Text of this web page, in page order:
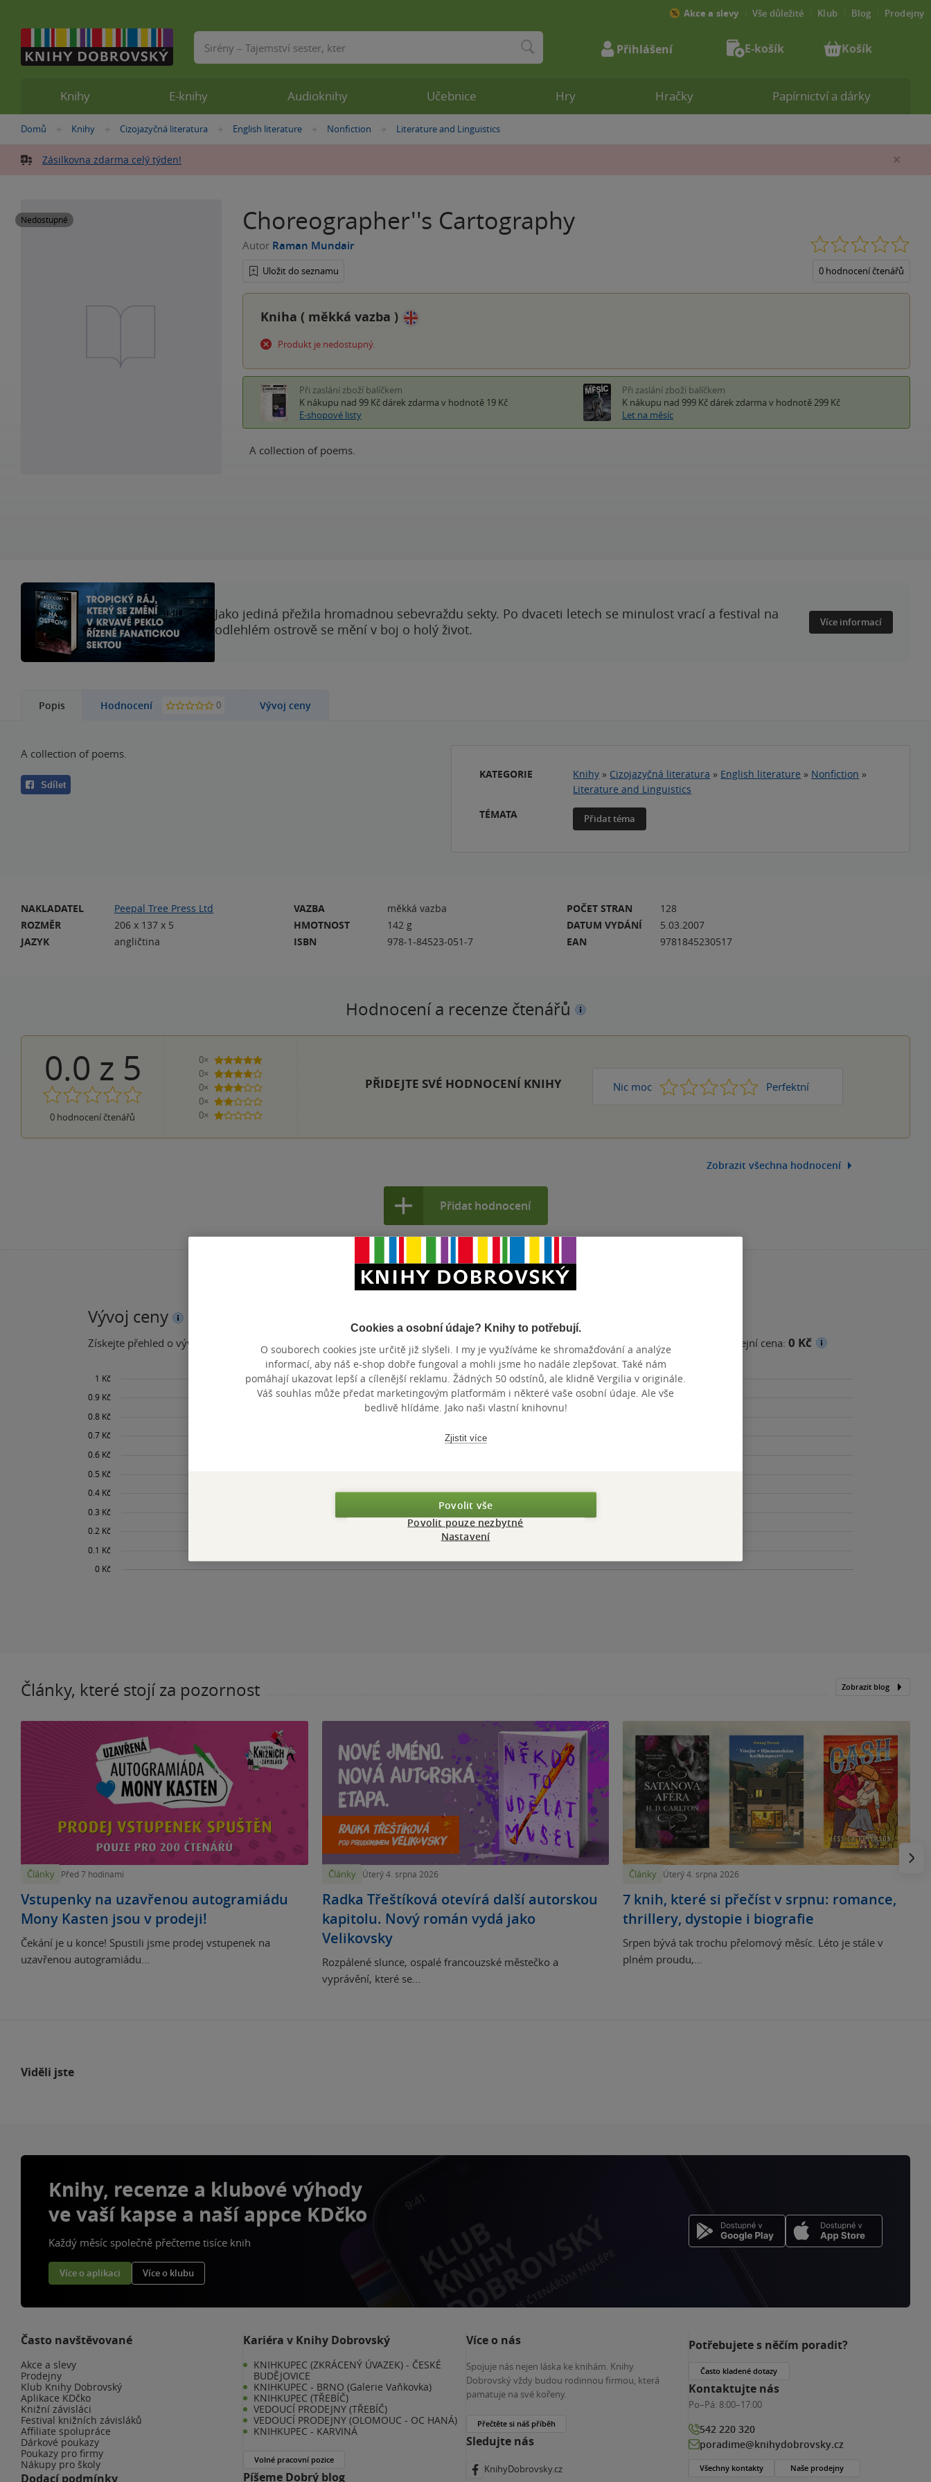
Nacházíte
zde:
Domů »
Knihy »
Cizojazyčná literatura »
English literature »
Nonfiction »
Literature and Linguistics
Zásilkovna zdarma celý týden!
Nedostupné Choreographer''s Cartography
Autor Raman Mundair
Uložit do seznamu 0 hodnocení čtenářů
Kniha ( měkká vazba )
Produkt je nedostupný.
Při zaslání zboží balíčkem
K nákupu nad 99 Kč dárek zdarma v hodnotě 19 Kč
E-shopové listy
Při zaslání zboží balíčkem
K nákupu nad 999 Kč dárek zdarma v hodnotě 299 Kč
Let na měsíc
A collection of poems.
Jako jediná přežila hromadnou sebevraždu sekty. Po dvaceti letech se minulost vrací a festival na
odlehlém ostrově se mění v boj o holý život.
Více informací
Popis Hodnocení 0 Vývoj ceny
A collection of poems.
Sdílet
KATEGORIE Knihy » Cizojazyčná literatura » English literature » Nonfiction »
Literature and Linguistics
TÉMATA
Přidat téma
NAKLADATEL
Peepal Tree Press Ltd
ROZMĚR
206 x 137 x 5
JAZYK
angličtina
VAZBA
měkká vazba
HMOTNOST
142 g
ISBN
978-1-84523-051-7
POČET STRAN
128
DATUM VYDÁNÍ
5.03.2007
EAN
9781845230517
Hodnocení a recenze čtenářů
0.0 z 5
0 hodnocení čtenářů
0×
5 hvězdiček
0×
4 hvězdičky
0×
3 hvězdičky
0×
2 hvězdičky
0×
1 hvezdička
PŘIDEJTE SVÉ HODNOCENÍ KNIHY Nic moc 1 2 3 4 Perfektní
5
Zobrazit všechna hodnocení
Přidat hodnocení
Vývoj ceny
Získejte přehled o vývoji ceny za posledních 60 dní. Maloobchodní cena Minimální prodejní cena: 0 Kč
Články, které stojí za pozornost Zobrazit blog
Články Před 7 hodinami
Vstupenky na uzavřenou autogramiádu
Mony Kasten jsou v prodeji!
Čekání je u konce! Spustili jsme prodej vstupenek na
uzavřenou autogramiádu...
Články Úterý 4. srpna 2026
Radka Třeštíková otevírá další autorskou
kapitolu. Nový román vydá jako
Velikovsky
Rozpálené slunce, ospalé francouzské městečko a
vyprávění, které se...
Články Úterý 4. srpna 2026
7 knih, které si přečíst v srpnu: romance,
thrillery, dystopie i biografie
Srpen bývá tak trochu přelomový měsíc. Léto je stále v
plném proudu,...
Knihy E-knihy Audioknihy Učebnice Hry Hračky Papírnictví a dárky
Akce a slevy Vše důležité Klub Blog Prodejny
Vyhledávání Přihlášení E-košík Košík
Viděli jste
Knihy, recenze a klubové výhody
ve vaší kapse a naší appce KDčko
Každý měsíc společně přečteme tisíce knih
Více o aplikaci Více o klubu
Často navštěvované
Akce a slevy
Prodejny
Klub Knihy Dobrovský
Aplikace KDčko
Knižní závisláci
Festival knižních závisláků
Affiliate spolupráce
Dárkové poukazy
Poukazy pro firmy
Nákupy pro školy
Dodací podmínky
Kariéra v Knihy Dobrovský
KNIHKUPEC (ZKRÁCENÝ ÚVAZEK) - ČESKÉ
BUDĚJOVICE
KNIHKUPEC - BRNO (Galerie Vaňkovka)
KNIHKUPEC (TŘEBÍČ)
VEDOUCÍ PRODEJNY (TŘEBÍČ)
VEDOUCÍ PRODEJNY (OLOMOUC - OC HANÁ)
KNIHKUPEC - KARVINÁ
Volné pracovní pozice
Píšeme Dobrý blog
Více o nás
Spojuje nás nejen láska ke knihám. Knihy
Dobrovský vždy budou rodinnou firmou, která
pamatuje na své kořeny.
Přečtěte si náš příběh
Sledujte nás
KnihyDobrovsky.cz
Potřebujete s něčím poradit?
Často kladené dotazy
Kontaktujte nás
Po–Pá: 8:00–17:00
542 220 320
poradime@knihydobrovsky.cz
Všechny kontakty Naše prodejny
Cookies a osobní údaje? Knihy to potřebují.
O souborech cookies jste určitě již slyšeli. I my je využíváme ke shromažďování a analýze
informací, aby náš e-shop dobře fungoval a mohli jsme ho nadále zlepšovat. Také nám
pomáhají ukazovat lepší a cílenější reklamu. Žádných 50 odstínů, ale klidně Vergilia v originále.
Váš souhlas může předat marketingovým platformám i některé vaše osobní údaje. Ale vše
bedlivě hlídáme. Jako naši vlastní knihovnu!
Zjistit více
Povolit vše
Povolit pouze nezbytné
Nastavení